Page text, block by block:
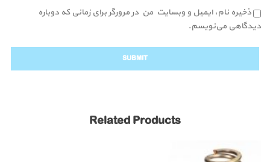
ذخیره نام، ایمیل و وبسایت من در مرورگر برای زمانی که دوباره
دیدگاهی می‌نویسم.
Related Products